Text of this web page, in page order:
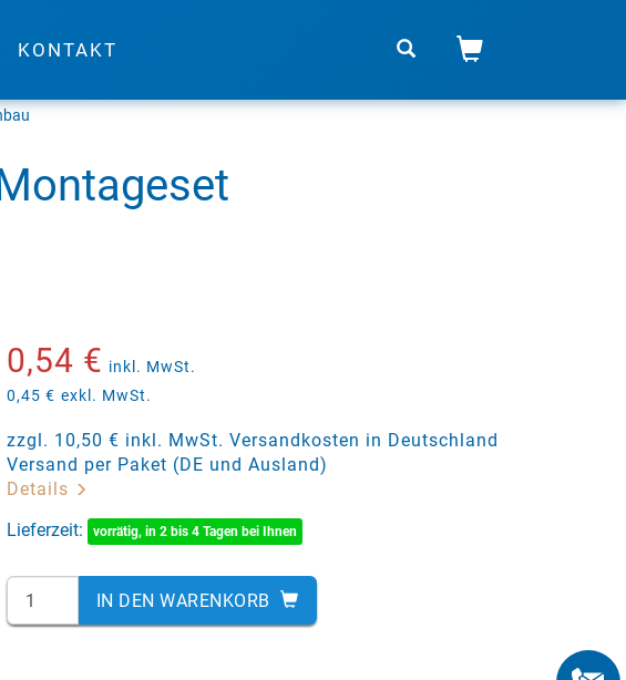
KONTAKT
0,54 € inkl. MwSt.
0,45 € exkl. MwSt.
zzgl. 10,50 € inkl. MwSt. Versandkosten in Deutschland
Versand per Paket (DE und Ausland)
Details
Lieferzeit:
vorrätig, in 2 bis 4 Tagen bei Ihnen
IN DEN WARENKORB